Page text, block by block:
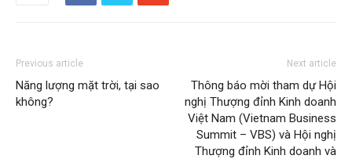
Previous article
Năng lượng mặt trời, tại sao
không?
Next article
Thông báo mời tham dự Hội
nghị Thượng đỉnh Kinh doanh
Việt Nam (Vietnam Business
Summit – VBS) và Hội nghị
Thượng đỉnh Kinh doanh và